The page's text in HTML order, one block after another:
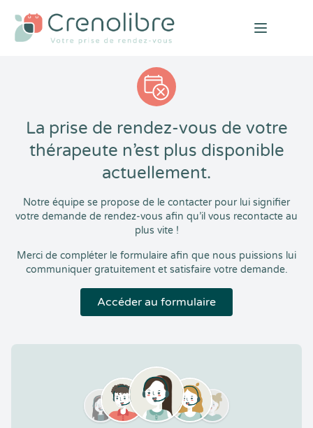
Open
La prise de rendez-vous de votre
thérapeute n’est plus disponible
actuellement.
Notre équipe se propose de le contacter pour lui signifier
votre demande de rendez-vous afin qu’il vous recontacte au
plus vite !
Merci de compléter le formulaire afin que nous puissions lui
communiquer gratuitement et satisfaire votre demande.
Accéder au formulaire